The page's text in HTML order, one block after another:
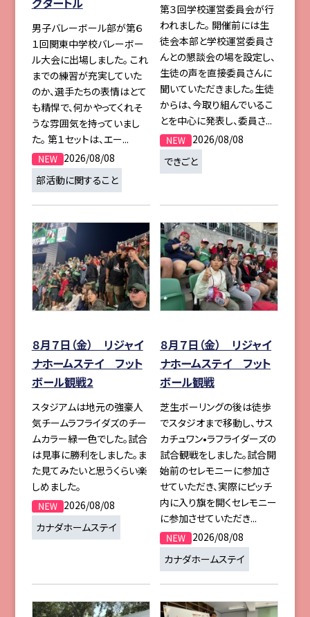
男子バレーボール部が第６
１回関東中学校バレーボー
ル大会に出場しました。 これ
までの練習が充実していた
のか、選手たちの表情はとて
も精悍で、何かやってくれそ
うな雰囲気を持っていまし
た。 第１セットは、エー...
2026/08/08
部活動に関すること
第３回学校運営委員会が行
われました。 開催前には生
徒会本部と学校運営委員さ
んとの懇談会の場を設定し、
生徒の声を直接委員さんに
聞いていただきました。生徒
からは、今取り組んでいるこ
とを中心に発表し、委員さ...
2026/08/08
できごと
８月７日（金） リジャイ
ナホームステイ フット
ボール観戦2
スタジアムは地元の強豪人
気チームラフライダズのチー
ムカラー緑一色でした。試合
は見事に勝利をしました。ま
た見てみたいと思うくらい楽
しめました。
2026/08/08
カナダホームステイ
８月７日（金） リジャイ
ナホームステイ フット
ボール観戦
芝生ボーリングの後は徒歩
でスタジオまで移動し、サス
カチュワン•ラフライダーズの
試合観戦をしました。試合開
始前のセレモニーに参加さ
せていただき、実際にピッチ
内に入り旗を開くセレモニー
に参加させていただき...
2026/08/08
カナダホームステイ